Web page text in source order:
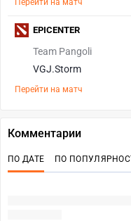
Перейти на матч
Team Pangoli
VGJ.Storm
Перейти на матч
EPICENTER
Комментарии
ПО ДАТЕ ПО